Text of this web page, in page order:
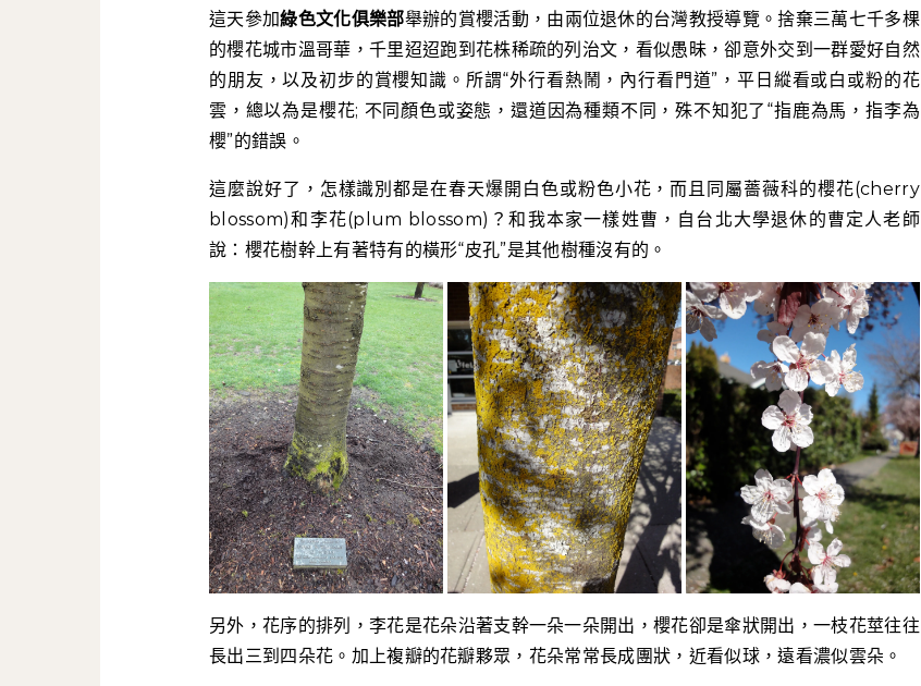
這天參加綠色文化俱樂部舉辦的賞櫻活動，由兩位退休的台灣教授導覽。捨棄三萬七千多棵
的櫻花城市溫哥華，千里迢迢跑到花株稀疏的列治文，看似愚昧，卻意外交到一群愛好自然
的朋友，以及初步的賞櫻知識。所謂“外行看熱鬧，內行看門道”，平日縱看或白或粉的花
雲，總以為是櫻花; 不同顏色或姿態，還道因為種類不同，殊不知犯了“指鹿為馬，指李為
櫻”的錯誤。
這麼說好了，怎樣識別都是在春天爆開白色或粉色小花，而且同屬薔薇科的櫻花(cherry
blossom)和李花(plum blossom)？和我本家一樣姓曹，自台北大學退休的曹定人老師
說：櫻花樹幹上有著特有的橫形“皮孔”是其他樹種沒有的。
另外，花序的排列，李花是花朵沿著支幹一朵一朵開出，櫻花卻是傘狀開出，一枝花莖往往
長出三到四朵花。加上複瓣的花瓣夥眾，花朵常常長成團狀，近看似球，遠看濃似雲朵。